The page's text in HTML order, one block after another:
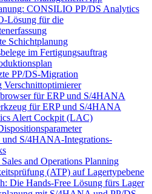
CONSILIO PP/DS Analytics
Lösung für die
Schichtplanung
im Fertigungsauftrag
PP/DS-Migration
Verschnittoptimierer
für ERP und S/4HANA
für ERP und S/4HANA
Alert Cockpit (LAC)
und S/4HANA-Integrations-
and Operations Planning
(ATP) auf Lagertypebene
Die Hands-Free Lösung fürs Lager